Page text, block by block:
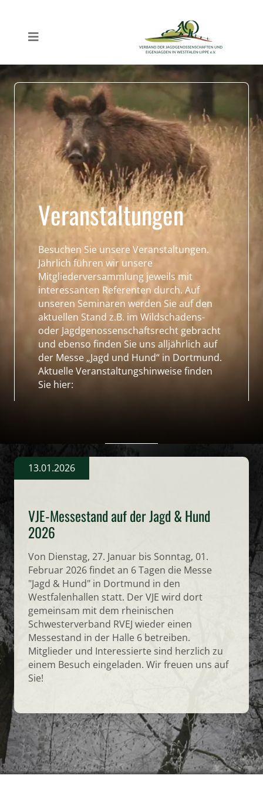
Veranstaltungen
Besuchen Sie unsere Veranstaltungen.
Jährlich führen wir unsere
Mitgliederversammlung jeweils mit
interessanten Referenten durch. Auf
unseren Seminaren werden Sie auf den
aktuellen Stand z.B. im Wildschadens-
oder Jagdgenossenschaftsrecht gebracht
und ebenso finden Sie uns alljährlich auf
der Messe „Jagd und Hund“ in Dortmund.
Aktuelle Veranstaltungshinweise finden
Sie hier:
13.01.2026
VJE-Messestand auf der Jagd & Hund
2026
Von Dienstag, 27. Januar bis Sonntag, 01.
Februar 2026 findet an 6 Tagen die Messe
"Jagd & Hund" in Dortmund in den
Westfalenhallen statt. Der VJE wird dort
gemeinsam mit dem rheinischen
Schwesterverband RVEJ wieder einen
Messestand in der Halle 6 betreiben.
Mitglieder und Interessierte sind herzlich zu
einem Besuch eingeladen. Wir freuen uns auf
Sie!